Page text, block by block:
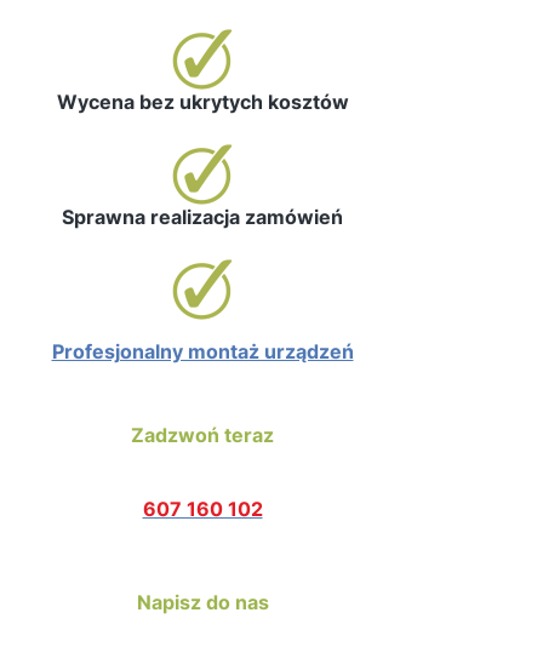
Wycena bez ukrytych kosztów
Sprawna realizacja zamówień
Profesjonalny montaż urządzeń
Zadzwoń teraz
607 160 102
Napisz do nas